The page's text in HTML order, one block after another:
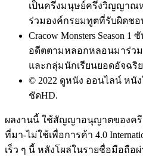
เป็นครึ่งมนุษย์ครึ่งวิญญาณ
ร่วมองค์กรยมทูตที่รับผิดช
Cracow Monsters Season
อดีตตามหลอกหลอนมาร่ว
และกลุ่มนักเรียนยอดอัจฉริ
© 2022 ดูหนัง ออนไลน์ หนั
ชัดHD.
ผลงานนี้ ใช้สัญญาอนุญาตของค
ที่มา-ไม่ใช้เพื่อการค้า 4.0
เร็ว ๆ นี้ หลังโผล่ในรายชื่อมือถือ